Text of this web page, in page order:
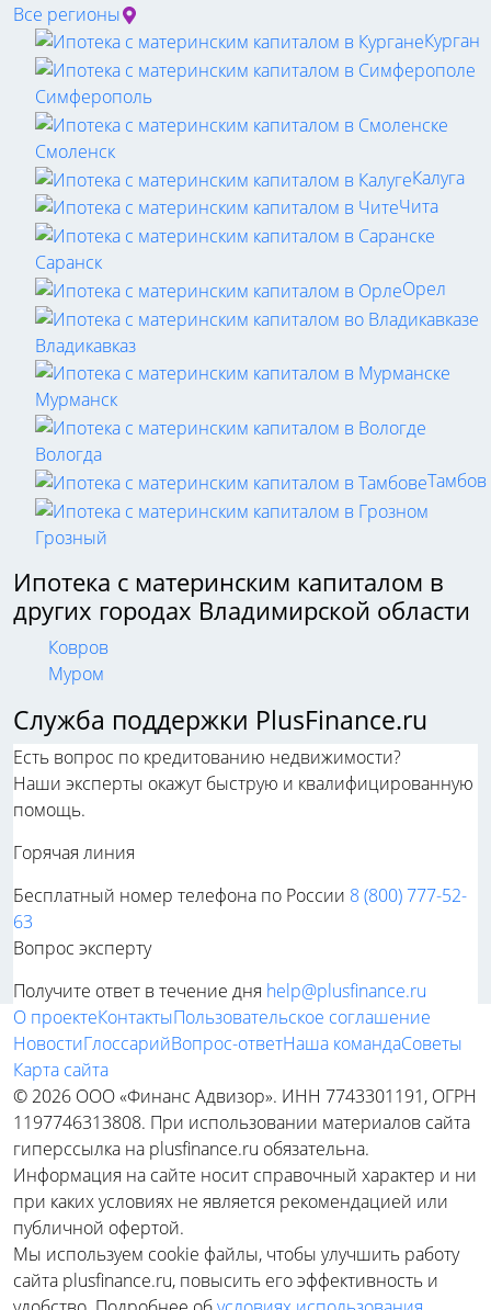
Все регионы
Курган
Симферополь
Смоленск
Калуга
Чита
Саранск
Орел
Владикавказ
Мурманск
Вологда
Тамбов
Грозный
Ипотека с материнским капиталом в
других городах Владимирской области
Ковров
Муром
Служба поддержки PlusFinance.ru
Есть вопрос по кредитованию недвижимости?
Наши эксперты окажут быструю и квалифицированную
помощь.
Горячая линия
Бесплатный номер телефона по России 8 (800) 777-52-
63
Вопрос эксперту
Получите ответ в течение дня help@plusfinance.ru
О проектеКонтактыПользовательское соглашение
НовостиГлоссарийВопрос-ответНаша командаСоветы
Карта сайта
© 2026 ООО «Финанс Адвизор». ИНН 7743301191, ОГРН
1197746313808. При использовании материалов сайта
гиперссылка на plusfinance.ru обязательна.
Информация на сайте носит справочный характер и ни
при каких условиях не является рекомендацией или
публичной офертой.
Мы используем cookie файлы, чтобы улучшить работу
сайта plusfinance.ru, повысить его эффективность и